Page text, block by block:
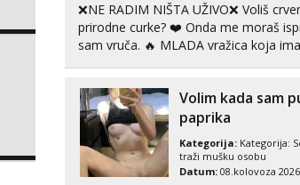
Snježana
Čekam tvoj poziv!
tel:0,93€ - mob:1,12€ min
Biljana
Čekam tvoj poziv!
Tel: 064/677-677 - Kod: #132
❌NE RADIM NIŠTA UŽIVO❌ Voliš crvenokose
prirodne curke? ❤️ Onda me moraš
sam vruča.‎ ️‍🔥 MLADA vražica koja
možeš pranaći nešto po svojoj mjeri.
kolegica...
Volim kada sam
paprika
Kategorija: Kategorija:
traži mušku osobu
Datum: 08.kolovoza